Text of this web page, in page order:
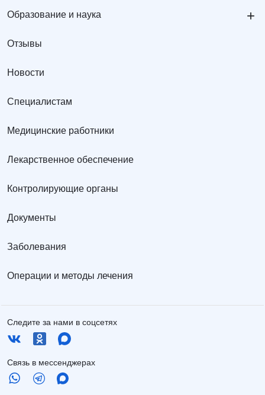
Образование и наука +
Отзывы
Новости
Специалистам
Медицинские работники
Лекарственное обеспечение
Контролирующие органы
Документы
Заболевания
Операции и методы лечения
Следите за нами в соцсетях
Связь в мессенджерах